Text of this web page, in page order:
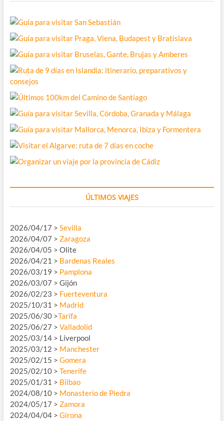
ÚLTIMOS VIAJES
2026/04/17 > Sevilla
2026/04/07 > Zaragoza
2026/04/05 > Olite
2026/04/21 > Bardenas Reales
2026/03/19 > Pamplona
2026/03/07 > Gijón
2026/02/23 > Fuerteventura
2025/10/31 > Madrid
2025/06/30 >Tarifa
2025/06/27 > Valladolid
2025/03/14 > Liverpool
2025/03/12 > Manchester
2025/02/15 > Gomera
2025/02/10 > Tenerife
2025/01/31 > Bilbao
2024/08/10 > Monasterio de Piedra
2024/05/17 > Zamora
2024/04/04 > Girona